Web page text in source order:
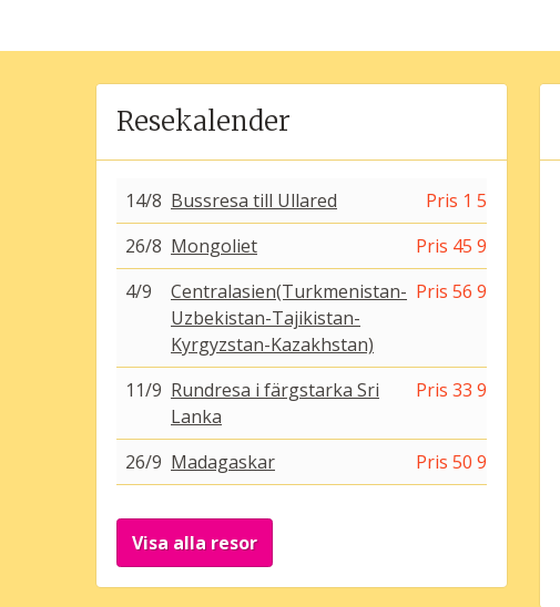
Resekalender
14/8 Bussresa till Ullared
Pris 1 500:-
26/8 Mongoliet
Pris 45 900:-
4/9
Centralasien(Turkmenistan-
Uzbekistan-Tajikistan-
Kyrgyzstan-Kazakhstan)
Pris 56 900:-
11/9 Rundresa i färgstarka Sri
Lanka
Pris 33 900:-
26/9 Madagaskar Pris 50 900:-
Visa alla resor